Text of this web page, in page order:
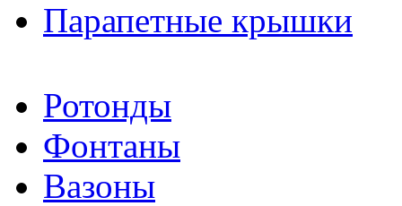
Парапетные крышки
Ротонды
Фонтаны
Вазоны